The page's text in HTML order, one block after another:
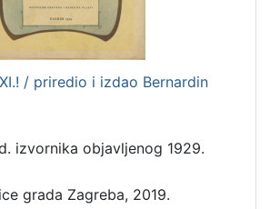
/ priredio i izdao Bernardin
izvornika objavljenog 1929.
grada Zagreba, 2019.